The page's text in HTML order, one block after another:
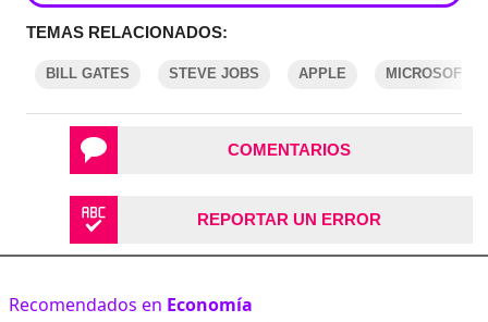
TEMAS RELACIONADOS:
BILL GATES STEVE JOBS APPLE MICROSOFT
COMENTARIOS
REPORTAR UN ERROR
Recomendados en Economía